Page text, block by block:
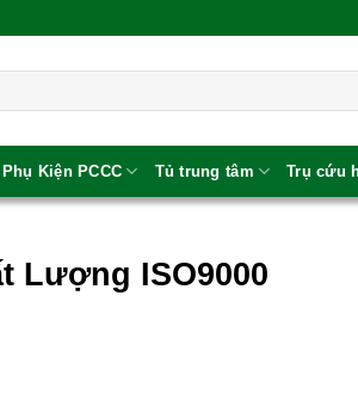
Phụ Kiện PCCC Tủ trung tâm Trụ cứu
Lượng ISO9000